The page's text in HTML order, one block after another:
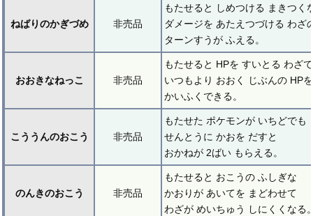
ねばりのかぎづめ 非売品
もたせると しめつける まきつく
ダメージを あたえつづける わざ
ターンすうが ふえる。
おおきなねっこ 非売品
もたせると HPを すいとる わざで
いつもより おおく じぶんの HPを
かいふくできる。
こううんのおこう 非売品
もたせた ポケモンが いちどでも
せんとうに かおを だすと
おかねが 2ばい もらえる。
のんきのおこう 非売品
もたせると おこうの ふしぎな
かおりが あいてを まどわせて
わざが めいちゅう しにくくなる